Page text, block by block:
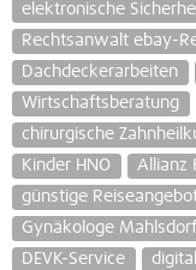
elektronische
Rechtsanwalt ebay-
Dachdeckerarbeiten
Wirtschaftsberatung
chirurgische
Kinder HNO
Allianz
günstige
Gynäkologe
DEVK-Service